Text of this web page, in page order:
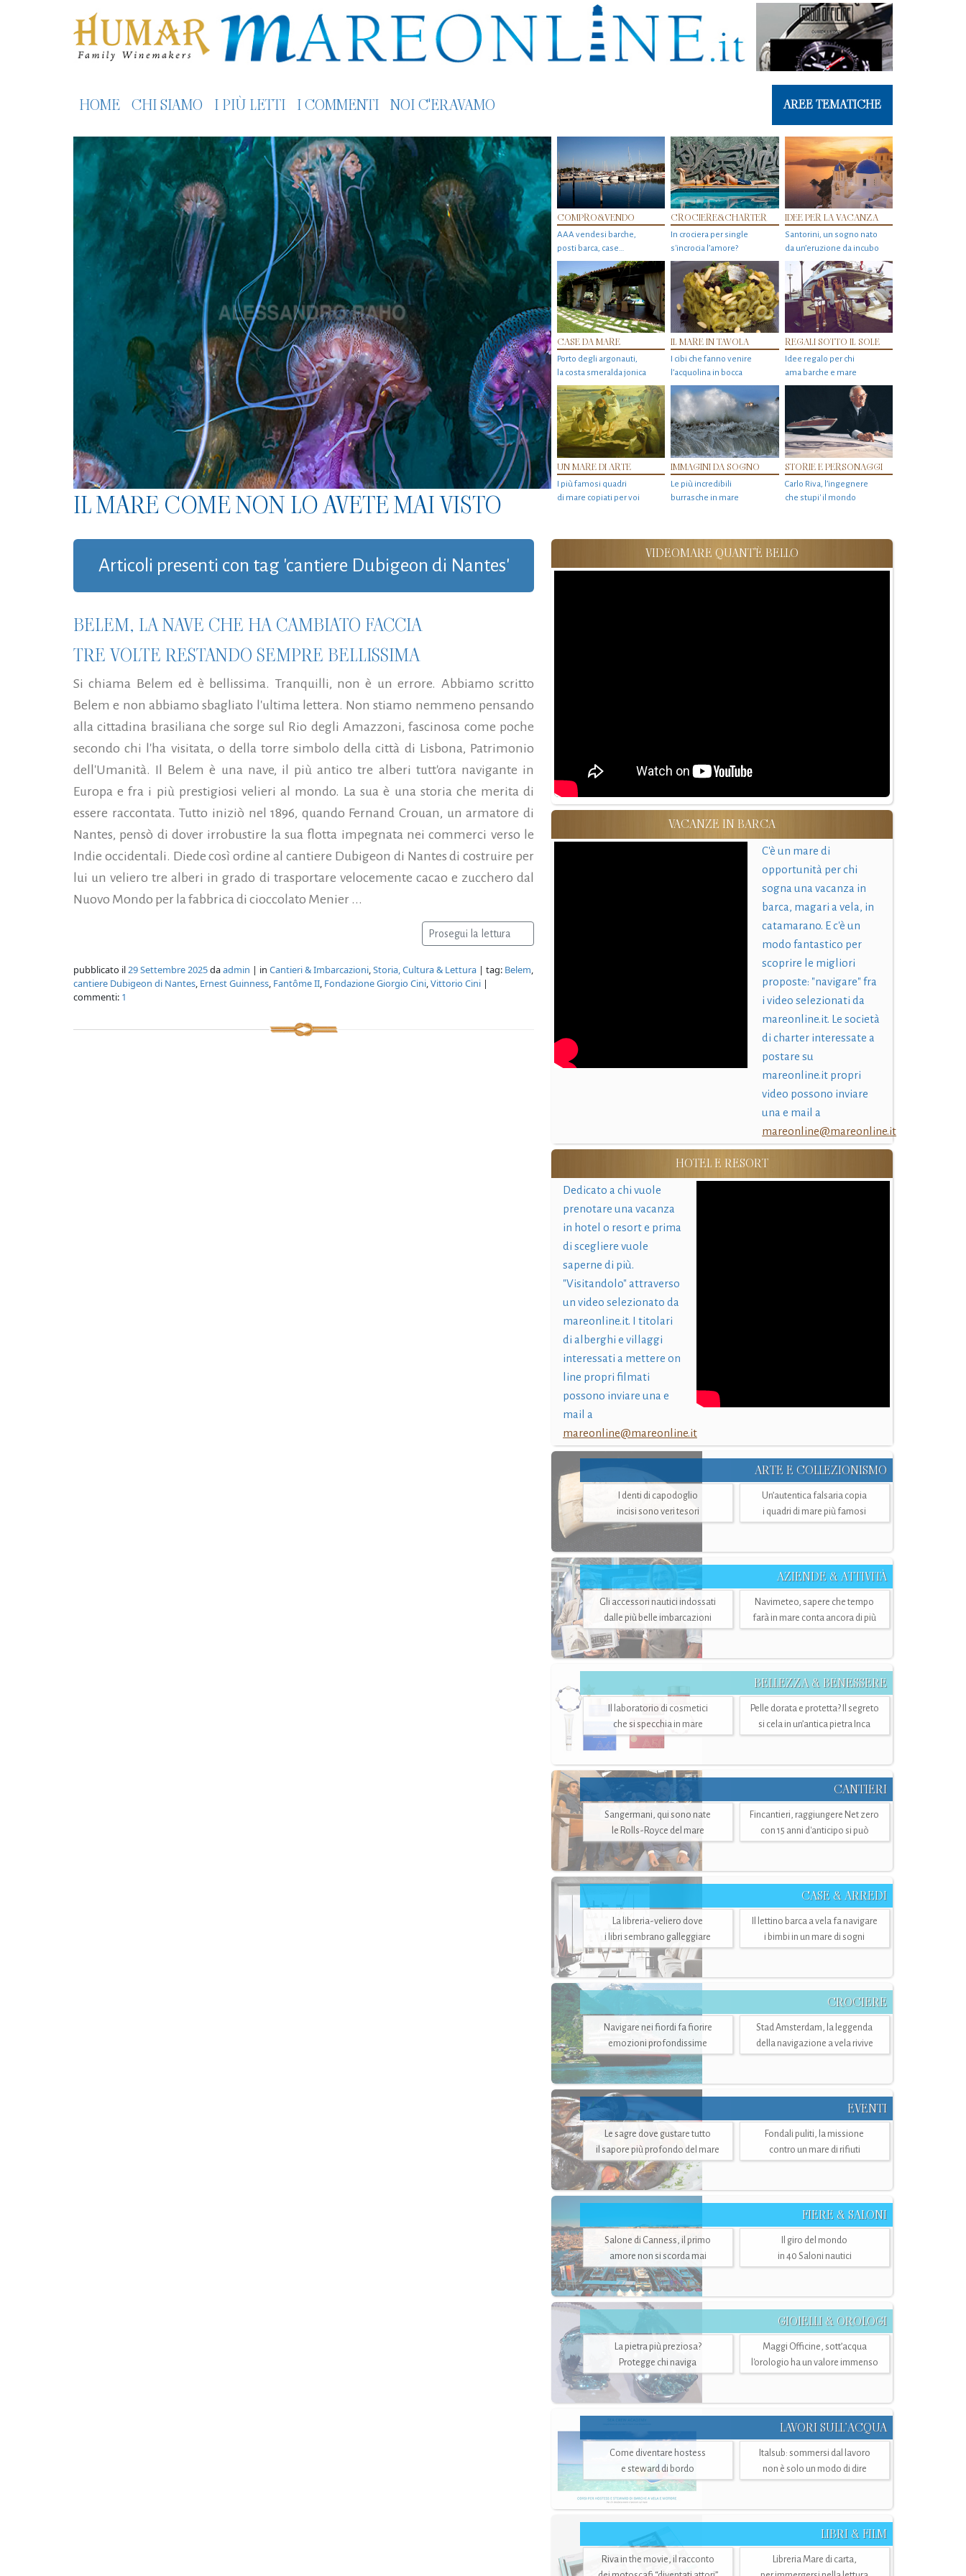
HOME CHI SIAMO I PIÙ LETTI I COMMENTI NOI C'ERAVAMO AREE TEMATICHE
IL MARE COME NON LO AVETE MAI VISTO
COMPRO&VENDO
AAA vendesi barche,
posti barca, case…
CROCIERE&CHARTER
In crociera per single
s'incrocia l’amore?
IDEE PER LA VACANZA
Santorini, un sogno nato
da un’eruzione da incubo
CASE DA MARE
Porto degli argonauti,
la costa smeralda jonica
IL MARE IN TAVOLA
I cibi che fanno venire
l’acquolina in bocca
REGALI SOTTO IL SOLE
Idee regalo per chi
ama barche e mare
UN MARE DI ARTE
I più famosi quadri
di mare copiati per voi
IMMAGINI DA SOGNO
Le più incredibili
burrasche in mare
STORIE E PERSONAGGI
Carlo Riva, l’ingegnere
che stupi' il mondo
Articoli presenti con tag 'cantiere Dubigeon di Nantes'
BELEM, LA NAVE CHE HA CAMBIATO FACCIA
TRE VOLTE RESTANDO SEMPRE BELLISSIMA
Si chiama Belem ed è bellissima. Tranquilli, non è un errore. Abbiamo scritto
Belem e non abbiamo sbagliato l'ultima lettera. Non stiamo nemmeno pensando
alla cittadina brasiliana che sorge sul Rio degli Amazzoni, fascinosa come poche
secondo chi l'ha visitata, o della torre simbolo della città di Lisbona, Patrimonio
dell'Umanità. Il Belem è una nave, il più antico tre alberi tutt'ora navigante in
Europa e fra i più prestigiosi velieri al mondo. La sua è una storia che merita di
essere raccontata. Tutto iniziò nel 1896, quando Fernand Crouan, un armatore di
Nantes, pensò di dover irrobustire la sua flotta impegnata nei commerci verso le
Indie occidentali. Diede così ordine al cantiere Dubigeon di Nantes di costruire per
lui un veliero tre alberi in grado di trasportare velocemente cacao e zucchero dal
Nuovo Mondo per la fabbrica di cioccolato Menier ...
Prosegui la lettura
pubblicato il29 Settembre 2025daadmin | in Cantieri & Imbarcazioni,Storia, Cultura & Lettura | tag: Belem,
cantiere Dubigeon di Nantes, Ernest Guinness, Fantôme II, Fondazione Giorgio Cini,Vittorio Cini |
commenti: 1
VIDEOMARE QUANT'È BELLO
VACANZE IN BARCA
C'è un mare di
opportunità per chi
sogna una vacanza in
barca, magari a vela, in
catamarano. E c'è un
modo fantastico per
scoprire le migliori
proposte: "navigare" fra
i video selezionati da
mareonline.it. Le società
di charter interessate a
postare su
mareonline.it propri
video possono inviare
una e mail a
mareonline@mareonline.it
HOTEL E RESORT
Dedicato a chi vuole
prenotare una vacanza
in hotel o resort e prima
di scegliere vuole
saperne di più.
"Visitandolo" attraverso
un video selezionato da
mareonline.it. I titolari
di alberghi e villaggi
interessati a mettere on
line propri filmati
possono inviare una e
mail a
mareonline@mareonline.it
ARTE E COLLEZIONISMO
I denti di capodoglio
incisi sono veri tesori
Un’autentica falsaria copia
i quadri di mare più famosi
AZIENDE & ATTIVITÀ
Gli accessori nautici indossati
dalle più belle imbarcazioni
Navimeteo, sapere che tempo
farà in mare conta ancora di più
BELLEZZA & BENESSERE
Il laboratorio di cosmetici
che si specchia in mare
Pelle dorata e protetta? Il segreto
si cela in un’antica pietra Inca
CANTIERI
Sangermani, qui sono nate
le Rolls-Royce del mare
Fincantieri, raggiungere Net zero
con 15 anni d'anticipo si può
CASE & ARREDI
La libreria-veliero dove
i libri sembrano galleggiare
Il lettino barca a vela fa navigare
i bimbi in un mare di sogni
CROCIERE
Navigare nei fiordi fa fiorire
emozioni profondissime
Stad Amsterdam, la leggenda
della navigazione a vela rivive
EVENTI
Le sagre dove gustare tutto
il sapore più profondo del mare
Fondali puliti, la missione
contro un mare di rifiuti
FIERE & SALONI
Salone di Canness, il primo
amore non si scorda mai
Il giro del mondo
in 40 Saloni nautici
GIOIELLI & OROLOGI
La pietra più preziosa?
Protegge chi naviga
Maggi Officine, sott’acqua
l'orologio ha un valore immenso
LAVORI SULL’ACQUA
Come diventare hostess
e steward di bordo
Italsub: sommersi dal lavoro
non è solo un modo di dire
LIBRI & FILM
Riva in the movie, il racconto
Libreria Mare di carta,